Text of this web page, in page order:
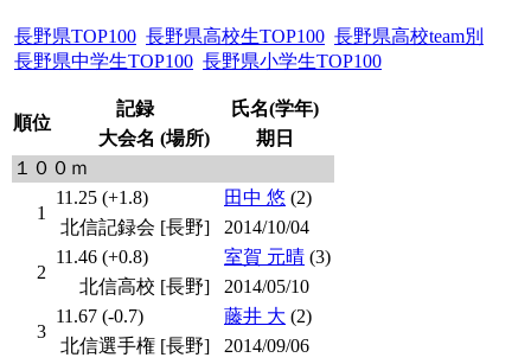
長野県TOP100 長野県高校生TOP100 長野県高校team別
長野県中学生TOP100 長野県小学生TOP100
順位
記録
氏名(学年)
大会名 (場所)
期日
１００ｍ
1
11.25 (+1.8) 田中 悠 (2)
北信記録会 [長野]
2014/10/04
2
11.46 (+0.8) 室賀 元晴 (3)
北信高校 [長野]
2014/05/10
3
11.67 (-0.7) 藤井 大 (2)
北信選手権 [長野]
2014/09/06